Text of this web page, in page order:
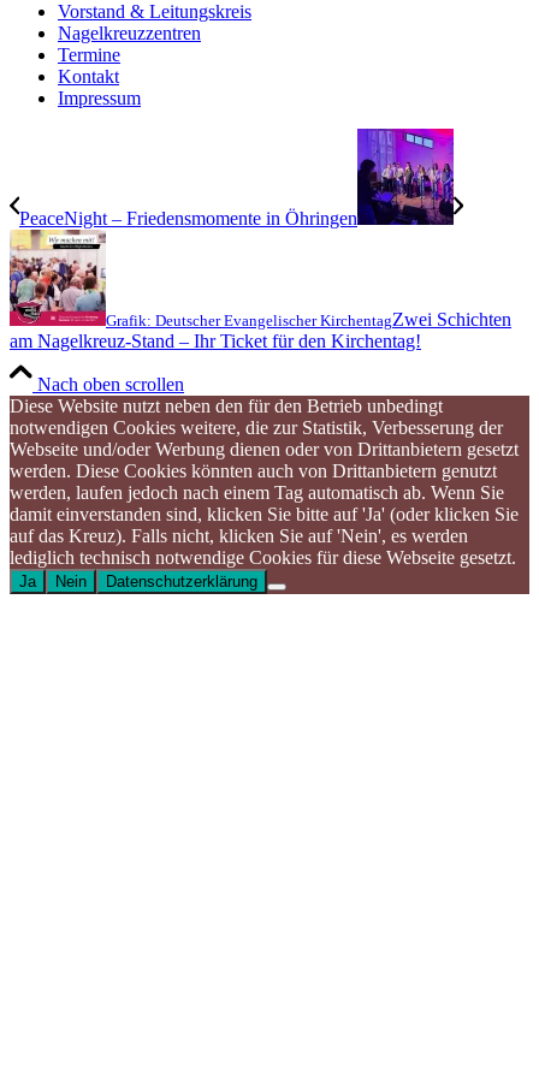
Vorstand & Leitungskreis
Nagelkreuzzentren
Termine
Kontakt
Impressum
PeaceNight – Friedensmomente in Öhringen
Grafik: Deutscher Evangelischer KirchentagZwei Schichten
am Nagelkreuz-Stand – Ihr Ticket für den Kirchentag!
Nach oben scrollen
Diese Website nutzt neben den für den Betrieb unbedingt
notwendigen Cookies weitere, die zur Statistik, Verbesserung der
Webseite und/oder Werbung dienen oder von Drittanbietern gesetzt
werden. Diese Cookies könnten auch von Drittanbietern genutzt
werden, laufen jedoch nach einem Tag automatisch ab. Wenn Sie
damit einverstanden sind, klicken Sie bitte auf 'Ja' (oder klicken Sie
auf das Kreuz). Falls nicht, klicken Sie auf 'Nein', es werden
lediglich technisch notwendige Cookies für diese Webseite gesetzt.
Ja Nein Datenschutzerklärung